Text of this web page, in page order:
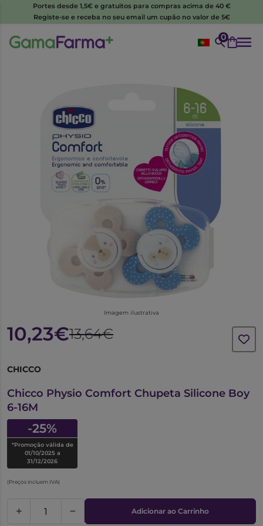
Portes desde 1,5€ e gratuitos para compras acima de 40 €
Registe-se e receba no seu email um cupão no valor de 5€
0
Imagem ilustrativa
10,23€13,64€
CHICCO
Chicco Physio Comfort Chupeta Silicone Boy
6-16M
-25%
*Promoção válida de
01/10/2025 a
31/12/2026
(Preços incluem IVA)
Adicionar ao Carrinho